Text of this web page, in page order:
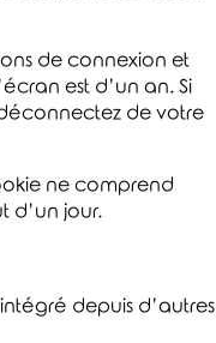
de connexion et
est d’un an. Si
de votre
ne comprend
d’un jour.
depuis d’autres